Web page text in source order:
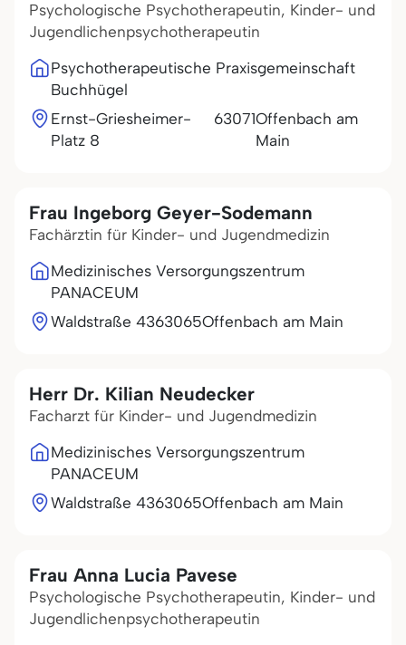
Psychologische Psychotherapeutin, Kinder- und
Jugendlichenpsychotherapeutin
Psychotherapeutische Praxisgemeinschaft
Buchhügel
Ernst-Griesheimer-
Platz 8
63071Offenbach am
Main
Frau Ingeborg Geyer-Sodemann
Fachärztin für Kinder- und Jugendmedizin
Medizinisches Versorgungszentrum
PANACEUM
Waldstraße 4363065Offenbach am Main
Herr Dr. Kilian Neudecker
Facharzt für Kinder- und Jugendmedizin
Medizinisches Versorgungszentrum
PANACEUM
Waldstraße 4363065Offenbach am Main
Frau Anna Lucia Pavese
Psychologische Psychotherapeutin, Kinder- und
Jugendlichenpsychotherapeutin